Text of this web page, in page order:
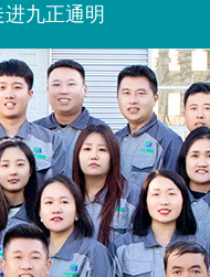
进九正通明